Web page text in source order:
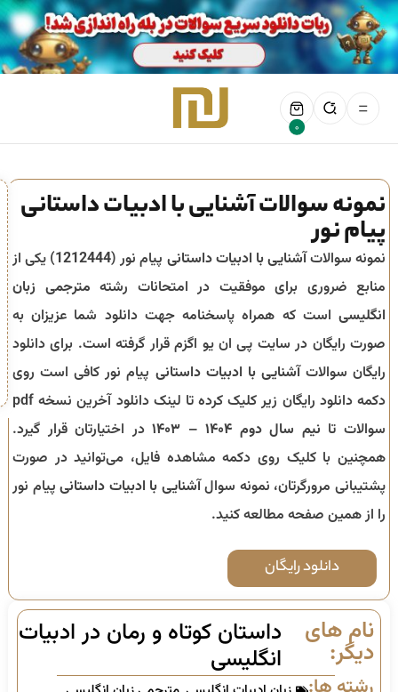
0
نمونه سوالات آشنایی با ادبیات داستانی
پیام نور
نمونه سوالاتآشنایی با ادبیات داستانی پیام نور (1212444) یکی از
منابع ضروری برای موفقیت در امتحانات رشته مترجمی زبان
انگلیسی است که همراه پاسخنامه جهت دانلود شما عزیزان به
صورت رایگان در سایت پی ان یو اگزم قرار گرفته است. برای دانلود
رایگان سوالاتآشنایی با ادبیات داستانی پیام نور کافی است روی
دکمه دانلود رایگان زیر کلیک کرده تا لینک دانلود آخرین نسخه pdf
سوالات تا نیم سال دوم ۱۴۰۴ – ۱۴۰۳
در اختیارتان قرار گیرد.
همچنین با کلیک روی دکمه مشاهده فایل، می‌توانید در صورت
پشتیبانی مرورگرتان، نمونه سوالآشنایی با ادبیات داستانیپیام نور
را از همین صفحه مطالعه کنید.
دانلود رایگان
نام های
دیگر:
داستان کوتاه و رمان در ادبیات
انگلیسی